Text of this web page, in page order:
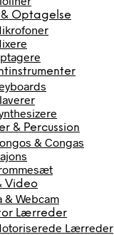
Optagelse
& Percussion
& Congas
Video
& Webcam
Lærreder
Lærreder